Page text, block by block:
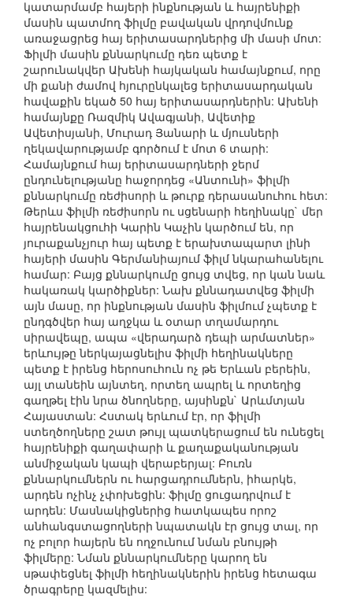
կատարմամբ հայերի ինքնության և հայրենիքի
մասին պատմող ֆիլմը բավական վրդովմունք
առաջացրեց հայ երիտասարդներից մի մասի մոտ:
Ֆիլմի մասին քննարկումը դեռ պետք է
շարունակվեր Ախենի հայկական համայնքում, որը
մի քանի ժամով հյուրընկալեց երիտասարդական
հավաքին եկած 50 հայ երիտասարդներին: Ախենի
համայնքը Ռազմիկ Ավագյանի, Ավետիք
Ավետիսյանի, Մուրադ Յանարի և մյուսների
ղեկավարությամբ գործում է մոտ 6 տարի:
Համայնքում հայ երիտասարդների ջերմ
ընդունելությանը հաջորդեց «Անտունի» ֆիլմի
քննարկումը ռեժիսորի և թուրք դերասանուհու հետ:
Թերևս ֆիլմի ռեժիսորն ու սցենարի հեղինակը` մեր
հայրենակցուհի Կարին Կաչին կարծում են, որ
յուրաքանչյուր հայ պետք է երախտապարտ լինի
հայերի մասին Գերմանիայում ֆիլմ նկարահանելու
համար: Բայց քննարկումը ցույց տվեց, որ կան նաև
հակառակ կարծիքներ: Նախ քննադատվեց ֆիլմի
այն մասը, որ ինքնության մասին ֆիլմում չպետք է
ընդգծվեր հայ աղջկա և օտար տղամարդու
սիրավեպը, ապա «վերադարձ դեպի արմատներ»
երևույթը ներկայացնելիս ֆիլմի հեղինակները
պետք է իրենց հերոսուհուն ոչ թե Երևան բերեին,
այլ տանեին այնտեղ, որտեղ ապրել և որտեղից
գաղթել էին նրա ծնողները, այսինքն` Արևմտյան
Հայաստան: Հստակ երևում էր, որ ֆիլմի
ստեղծողները շատ թույլ պատկերացում են ունեցել
հայրենիքի գաղափարի և քաղաքականության
անմիջական կապի վերաբերյալ: Բուռն
քննարկումներն ու հարցադրումներն, իհարկե,
արդեն ոչինչ չփոխեցին: ֆիլմը ցուցադրվում է
արդեն: Մասնակիցներից հատկապես որոշ
անհանգստացողների նպատակն էր ցույց տալ, որ
ոչ բոլոր հայերն են ողջունում նման բնույթի
ֆիլմերը: Նման քննարկումները կարող են
սթափեցնել ֆիլմի հեղինակներին իրենց հետագա
ծրագրերը կազմելիս: